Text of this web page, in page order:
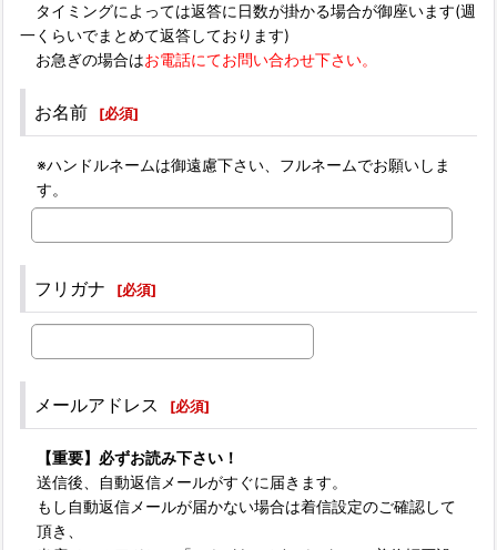
タイミングによっては返答に日数が掛かる場合が御座います(週
一くらいでまとめて返答しております)
お急ぎの場合はお電話にてお問い合わせ下さい。
お名前 [必須]
※ハンドルネームは御遠慮下さい、フルネームでお願いしま
す。
フリガナ [必須]
メールアドレス [必須]
【重要】必ずお読み下さい！
送信後、自動返信メールがすぐに届きます。
もし自動返信メールが届かない場合は着信設定のご確認して
頂き、